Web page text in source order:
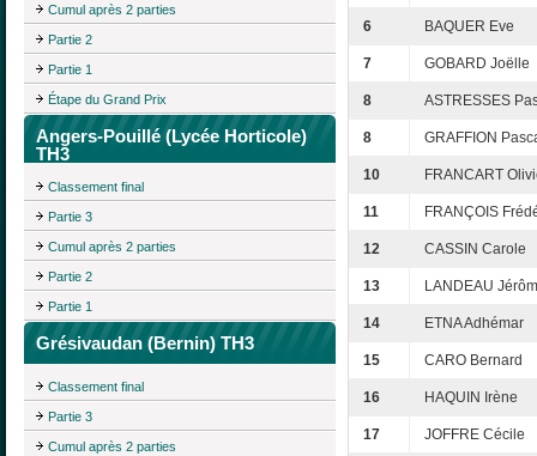
Cumul après 2 parties
Partie 2
Partie 1
Étape du Grand Prix
Angers-Pouillé (Lycée Horticole)
TH3
Classement final
Partie 3
Cumul après 2 parties
Partie 2
Partie 1
Grésivaudan (Bernin) TH3
Classement final
Partie 3
Cumul après 2 parties
6 BAQUER Eve
7 GOBARD Joëlle
8 ASTRESSES
8 GRAFFION
10 FRANCART
11 FRANÇOIS
12 CASSIN Carole
13 LANDEAU
14 ETNA Adhémar
15 CARO Bernard
16 HAQUIN Irène
17 JOFFRE Cécile